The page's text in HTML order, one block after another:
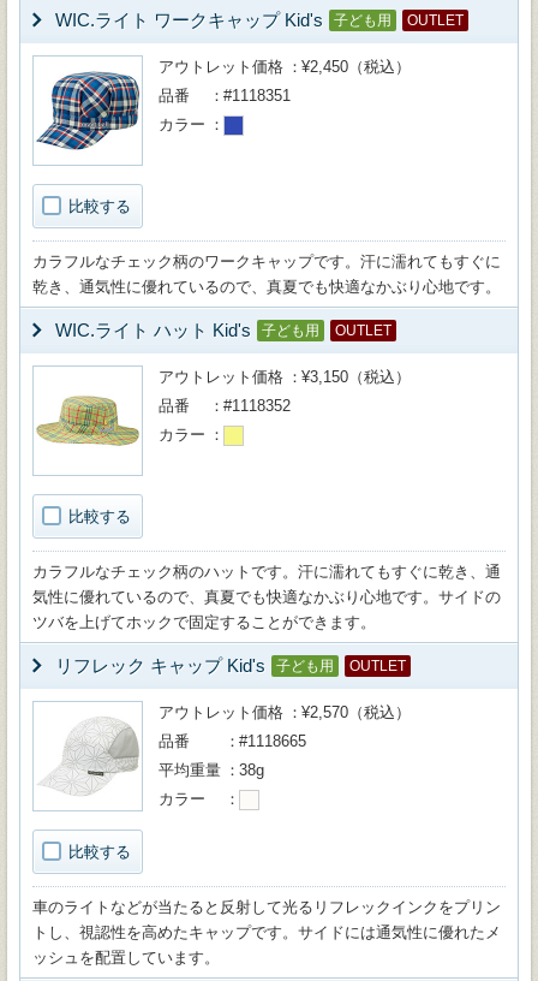
WIC.ライト ワークキャップ Kid's 子ども用 OUTLET
比較する
アウトレット価格
¥2,450（税込）
品番
#1118351
カラー
カラフルなチェック柄のワークキャップです。汗に濡れてもすぐに
乾き、通気性に優れているので、真夏でも快適なかぶり心地です。
WIC.ライト ハット Kid's 子ども用 OUTLET
比較する
アウトレット価格
¥3,150（税込）
品番
#1118352
カラー
カラフルなチェック柄のハットです。汗に濡れてもすぐに乾き、通
気性に優れているので、真夏でも快適なかぶり心地です。サイドの
ツバを上げてホックで固定することができます。
リフレック キャップ Kid's 子ども用 OUTLET
比較する
アウトレット価格
¥2,570（税込）
品番
#1118665
平均重量
38g
カラー
車のライトなどが当たると反射して光るリフレックインクをプリン
トし、視認性を高めたキャップです。サイドには通気性に優れたメ
ッシュを配置しています。